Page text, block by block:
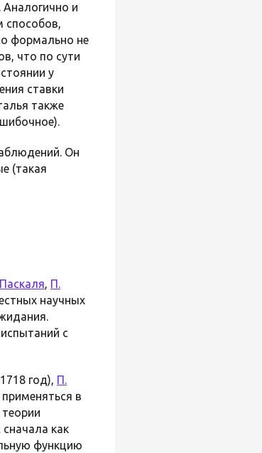
и
способов,
формально не
что по сути
у
ставки
также
Он
(такая
, П.
научных
с
год), П.
в
как
функцию